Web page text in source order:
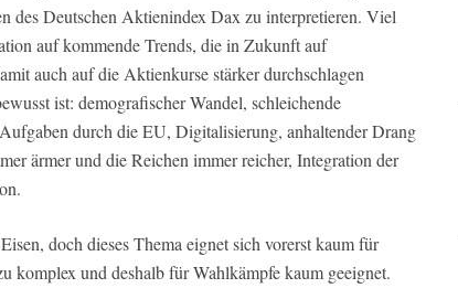
des Deutschen Aktienindex Dax zu interpretieren. Viel
auf kommende Trends, die in Zukunft auf
auch auf die Aktienkurse stärker durchschlagen
ist: demografischer Wandel, schleichende
durch die EU, Digitalisierung, anhaltender Drang
ärmer und die Reichen immer reicher, Integration der
doch dieses Thema eignet sich vorerst kaum für
komplex und deshalb für Wahlkämpfe kaum geeignet.